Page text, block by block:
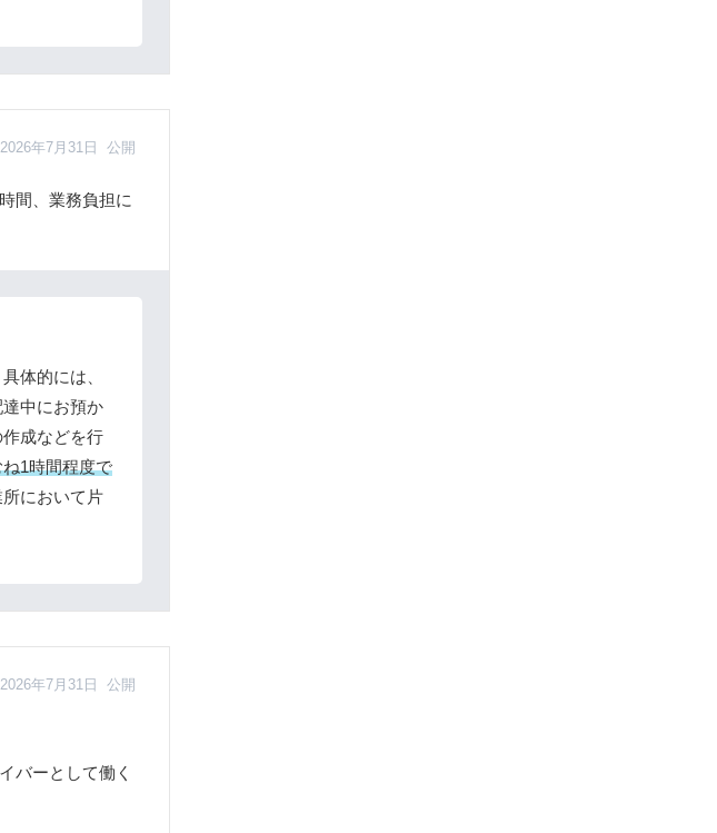
2026年7月31日 公開
間、業務負担に
体的には、
中にお預か
成などを行
1時間程度で
において片
2026年7月31日 公開
バーとして働く